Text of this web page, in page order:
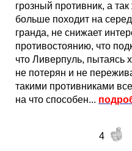
грозный противник, а
больше походит на
гранда, не снижает
противостоянию, что
что Ливерпуль, пытаясь
не потерян и не
такими противниками
на что способен...
4